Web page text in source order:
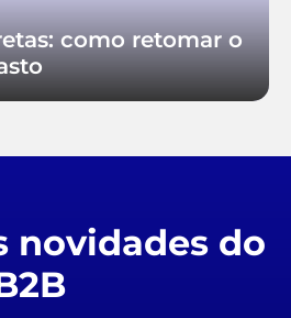
como retomar o
novidades do